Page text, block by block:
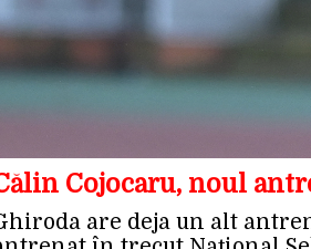
Cojocaru, noul
are deja un alt